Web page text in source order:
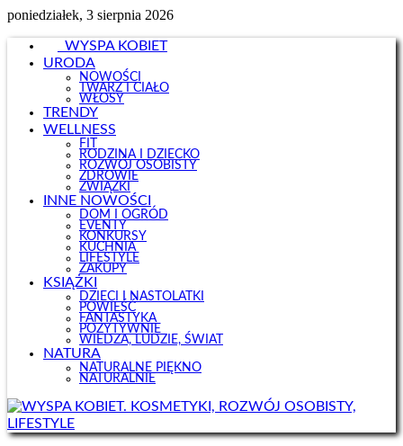
poniedziałek, 3 sierpnia 2026
WYSPA KOBIET
URODA
NOWOŚCI
TWARZ I CIAŁO
WŁOSY
TRENDY
WELLNESS
FIT
RODZINA I DZIECKO
ROZWÓJ OSOBISTY
ZDROWIE
ZWIĄZKI
INNE NOWOŚCI
DOM I OGRÓD
EVENTY
KONKURSY
KUCHNIA
LIFESTYLE
ZAKUPY
KSIĄŻKI
DZIECI I NASTOLATKI
POWIEŚĆ
FANTASTYKA
POZYTYWNIE
WIEDZA, LUDZIE, ŚWIAT
NATURA
NATURALNE PIĘKNO
NATURALNIE